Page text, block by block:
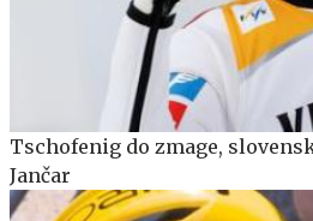
Tschofenig do zmage,
Jančar